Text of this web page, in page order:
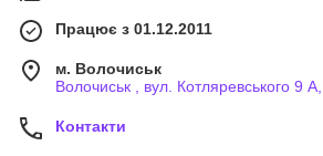
Працює з 01.12.2011
м. Волочиськ
Волочиськ , вул. Котляревського 9
Контакти